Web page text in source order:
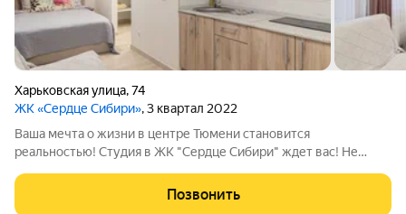
Харьковская улица,74
ЖК «Сердце Сибири», 3 квартал 2022
Ваша мечта о жизни в центре Тюмени становится
реальностью! Студия в ЖК "Сердце Сибири" ждет вас! Не
студию в одном из самых престижных комплексов Тюмени
"Сердце Сибири"! Этот современный ЖК
Позвонить